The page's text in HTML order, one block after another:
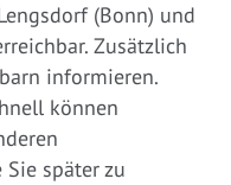
(Bonn) und
Zusätzlich
informieren.
können
später zu